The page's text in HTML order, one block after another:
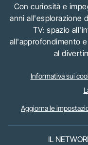
Con curiosità e
anni all'esplorazione
TV: spazio
all'approfondimento
al
Informativa sui
Aggiorna le
IL